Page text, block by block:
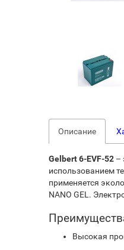
Описание
Gelbert 6-EVF-52 –
использованием
применяется
NANO GEL.
Высокая